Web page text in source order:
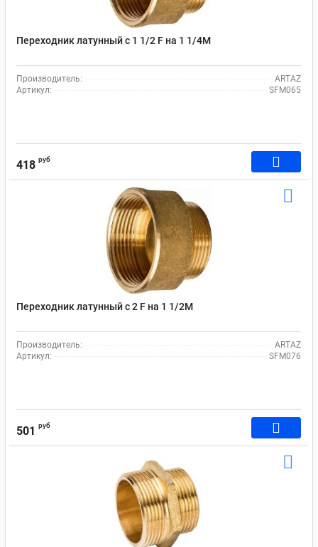
Переходник латунный с 1 1/2 F на 1 1/4M
Производитель:
ARTAZ
Артикул:
SFM065
418 руб
Переходник латунный с 2 F на 1 1/2M
Производитель:
ARTAZ
Артикул:
SFM076
501 руб